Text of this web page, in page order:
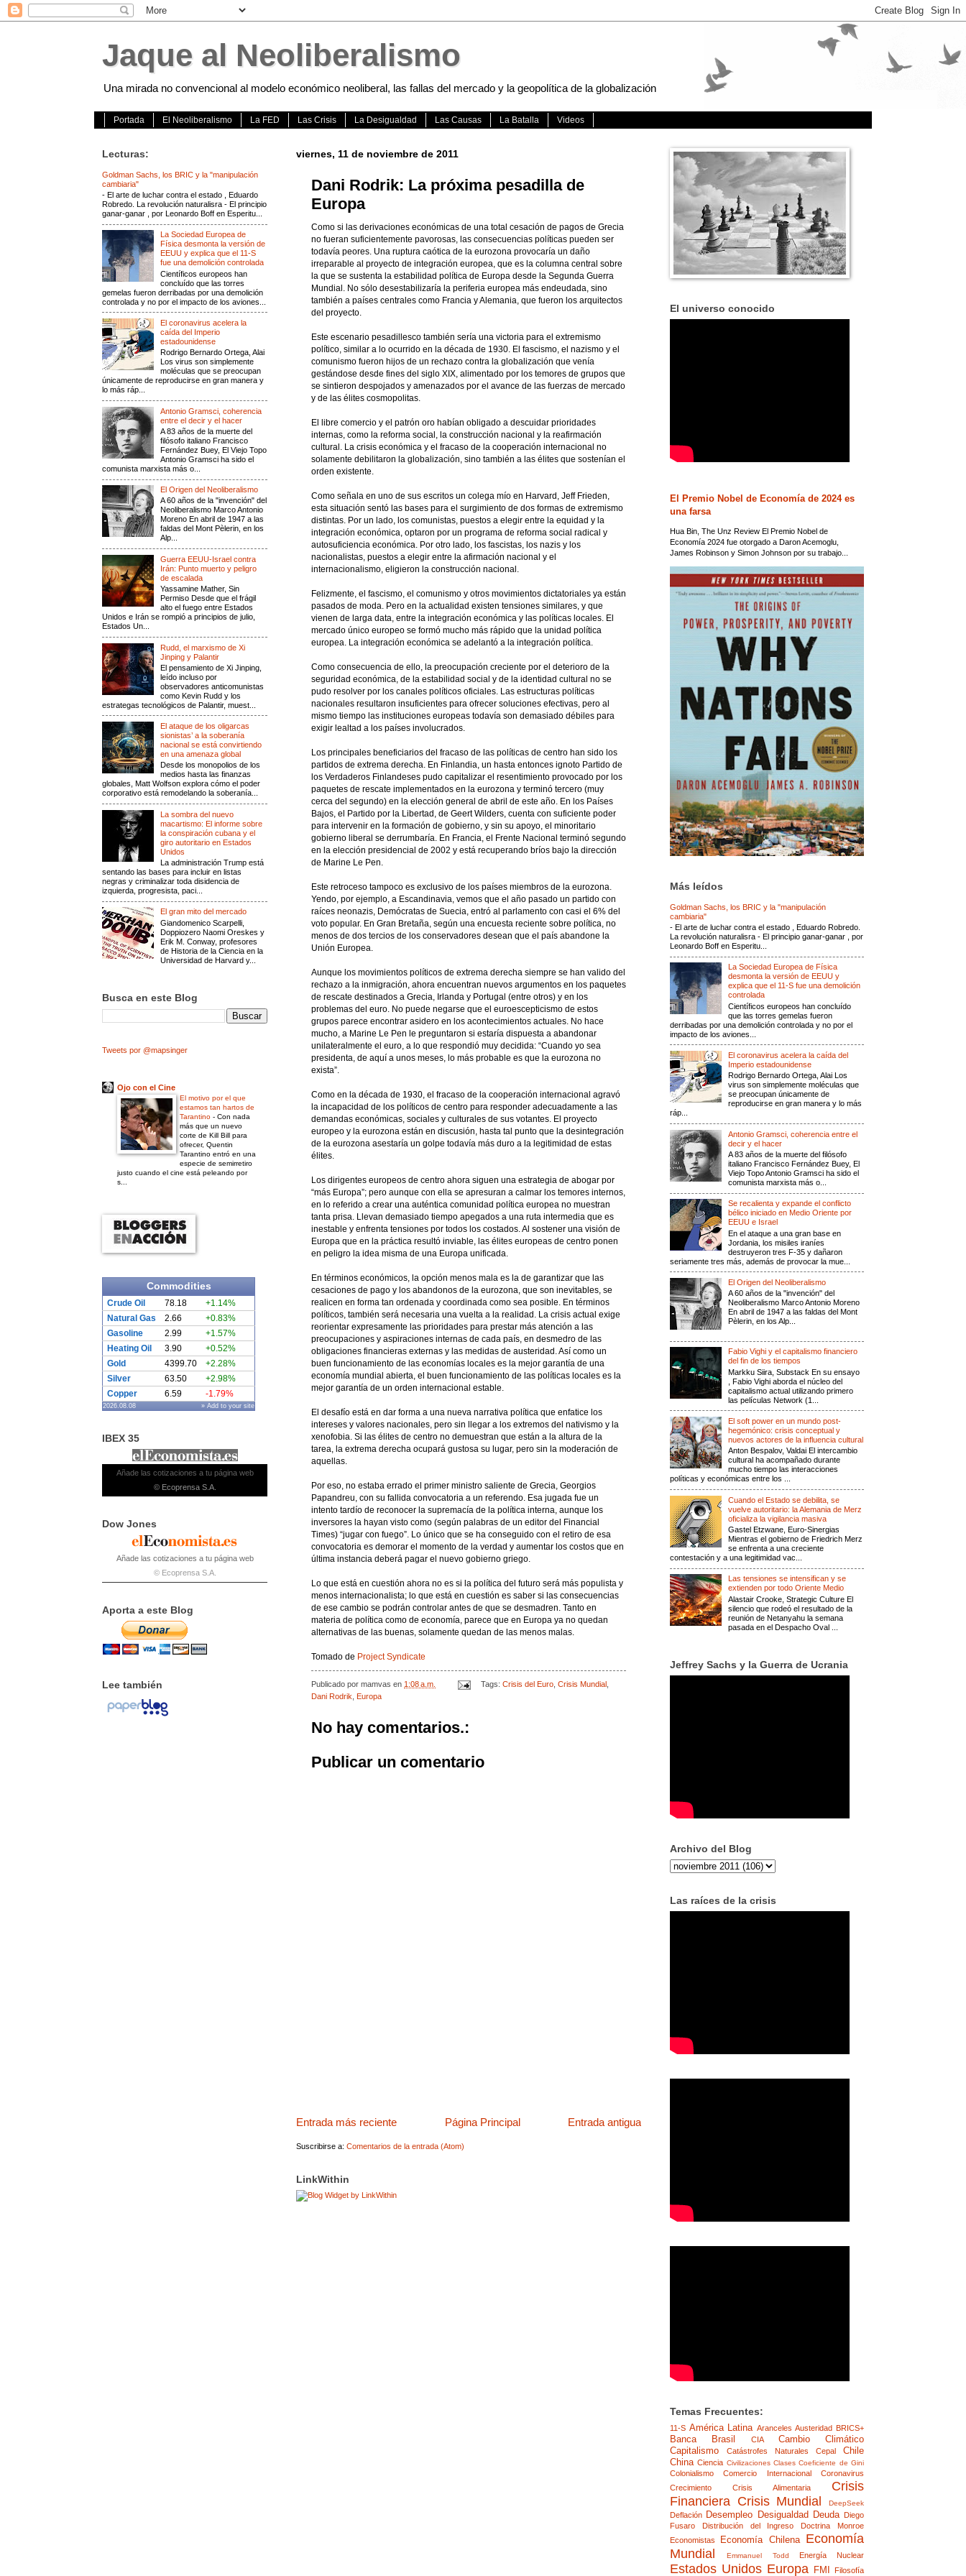
Jaque al Neoliberalismo
Una mirada no convencional al modelo económico neoliberal, las fallas del mercado y la geopolítica de la globalización
Portada El Neoliberalismo La FED Las Crisis La Desigualdad Las Causas La Batalla Videos
viernes, 11 de noviembre de 2011
Dani Rodrik: La próxima pesadilla de
Europa
Como si las derivaciones económicas de una total cesación de pagos de Grecia
no fueran suficientemente pavorosas, las consecuencias políticas pueden ser
todavía peores. Una ruptura caótica de la eurozona provocaría un daño
irreparable al proyecto de integración europea, que es la columna central sobre
la que se sustenta la estabilidad política de Europa desde la Segunda Guerra
Mundial. No sólo desestabilizaría la periferia europea más endeudada, sino
también a países centrales como Francia y Alemania, que fueron los arquitectos
del proyecto.
Este escenario pesadillesco también sería una victoria para el extremismo
político, similar a lo ocurrido en la década de 1930. El fascismo, el nazismo y el
comunismo fueron hijos de un rechazo contra la globalización que venía
gestándose desde fines del siglo XIX, alimentado por los temores de grupos que
se sintieron despojados y amenazados por el avance de las fuerzas de mercado
y de las élites cosmopolitas.
El libre comercio y el patrón oro habían obligado a descuidar prioridades
internas, como la reforma social, la construcción nacional y la reafirmación
cultural. La crisis económica y el fracaso de la cooperación internacional no
solamente debilitaron la globalización, sino también a las élites que sostenían el
orden existente.
Como señala en uno de sus escritos un colega mío en Harvard, Jeff Frieden,
esta situación sentó las bases para el surgimiento de dos formas de extremismo
distintas. Por un lado, los comunistas, puestos a elegir entre la equidad y la
integración económica, optaron por un programa de reforma social radical y
autosuficiencia económica. Por otro lado, los fascistas, los nazis y los
nacionalistas, puestos a elegir entre la afirmación nacional y el
internacionalismo, eligieron la construcción nacional.
Felizmente, el fascismo, el comunismo y otros movimientos dictatoriales ya están
pasados de moda. Pero en la actualidad existen tensiones similares, y que
vienen de larga data, entre la integración económica y las políticas locales. El
mercado único europeo se formó mucho más rápido que la unidad política
europea. La integración económica se adelantó a la integración política.
Como consecuencia de ello, la preocupación creciente por el deterioro de la
seguridad económica, de la estabilidad social y de la identidad cultural no se
pudo resolver por los canales políticos oficiales. Las estructuras políticas
nacionales resultaron insuficientes para ofrecer soluciones efectivas, pero al
mismo tiempo las instituciones europeas todavía son demasiado débiles para
exigir lealtad a los países involucrados.
Los principales beneficiarios del fracaso de las políticas de centro han sido los
partidos de extrema derecha. En Finlandia, un hasta entonces ignoto Partido de
los Verdaderos Finlandeses pudo capitalizar el resentimiento provocado por los
paquetes de rescate implementados en la eurozona y terminó tercero (muy
cerca del segundo) en la elección general de abril de este año. En los Países
Bajos, el Partido por la Libertad, de Geert Wilders, cuenta con suficiente poder
para intervenir en la formación de gobierno, y sin su apoyo, el minoritario
gobierno liberal se derrumbaría. En Francia, el Frente Nacional terminó segundo
en la elección presidencial de 2002 y está recuperando bríos bajo la dirección
de Marine Le Pen.
Este retroceso tampoco es exclusivo de los países miembros de la eurozona.
Yendo, por ejemplo, a Escandinavia, vemos que el año pasado un partido con
raíces neonazis, Demócratas de Suecia, entró al parlamento con casi el 6% del
voto popular. En Gran Bretaña, según una encuesta reciente sobre política, no
menos de dos tercios de los conservadores desean que el país abandone la
Unión Europea.
Aunque los movimientos políticos de extrema derecha siempre se han valido del
rechazo a la inmigración, ahora encuentran nuevos argumentos en los paquetes
de rescate destinados a Grecia, Irlanda y Portugal (entre otros) y en los
problemas del euro. No puede negarse que el euroescepticismo de estos
grupos parece encontrar asidero en los acontecimientos actuales. No hace
mucho, a Marine Le Pen le preguntaron si estaría dispuesta a abandonar
unilateralmente el euro, a lo que respondió muy decidida: “Cuando yo sea
presidenta, de aquí a unos meses, lo más probable es que la eurozona no
exista”.
Como en la década de 1930, el fracaso de la cooperación internacional agravó
la incapacidad de los políticos de centro para responder adecuadamente a las
demandas económicas, sociales y culturales de sus votantes. El proyecto
europeo y la eurozona están en discusión, hasta tal punto que la desintegración
de la eurozona asestaría un golpe todavía más duro a la legitimidad de estas
élites.
Los dirigentes europeos de centro ahora siguen una estrategia de abogar por
“más Europa”; pero aunque con ella se apresuran a calmar los temores internos,
en lo referido a crear una auténtica comunidad política europea no muestran
tanta prisa. Llevan demasiado tiempo apegados a una ruta intermedia que es
inestable y enfrenta tensiones por todos los costados. Al sostener una visión de
Europa que en la práctica resultó inviable, las élites europeas de centro ponen
en peligro la idea misma de una Europa unificada.
En términos económicos, la opción menos mala es la de garantizar que las
cesaciones de pago y los abandonos de la eurozona, que son inevitables, se
realicen en forma tan ordenada y coordinada como sea posible. En términos
políticos, también será necesaria una vuelta a la realidad. La crisis actual exige
reorientar expresamente las prioridades para prestar más atención a las
preocupaciones y aspiraciones internas de cada país, en desmedro de las
obligaciones financieras externas y las medidas de austeridad. Así como un
buen funcionamiento de las economías locales es la mejor garantía de una
economía mundial abierta, el buen funcionamiento de las políticas locales es la
mejor garantía de un orden internacional estable.
El desafío está en dar forma a una nueva narrativa política que enfatice los
intereses y valores nacionales, pero sin llegar a los extremos del nativismo y la
xenofobia. Si las élites de centro no demuestran que están a la altura de la
tarea, la extrema derecha ocupará gustosa su lugar, pero sin la moderación de
aquellas.
Por eso, no estaba errado el primer ministro saliente de Grecia, Georgios
Papandreu, con su fallida convocatoria a un referendo. Esa jugada fue un
intento tardío de reconocer la supremacía de la política interna, aunque los
inversores la hayan visto como (según palabras de un editor del Financial
Times) “jugar con fuego”. Lo único que se ha conseguido con el retiro de esa
convocatoria es demorar el momento de la verdad y aumentar los costos que en
última instancia deberá pagar el nuevo gobierno griego.
Lo que está en cuestión ahora no es si la política del futuro será más populista y
menos internacionalista; lo que está en cuestión es saber si las consecuencias
de ese cambio se podrán controlar antes de que se desmadren. Tanto en
materia de política como de economía, parece que en Europa ya no quedan
alternativas de las buenas, solamente quedan de las menos malas.
Tomado de Project Syndicate
Publicado por mamvas en 1:08 a.m. Tags: Crisis del Euro, Crisis Mundial,
Dani Rodrik Europa
No hay comentarios.:
Publicar un comentario
Entrada más reciente Entrada antigua
Página Principal
Suscribirse a: Comentarios de la entrada (Atom)
LinkWithin
Lecturas:
Goldman Sachs, los BRIC y la "manipulación
cambiaria"
- El arte de luchar contra el estado , Eduardo
Robredo. La revolución naturalisra - El principio
ganar-ganar , por Leonardo Boff en Esperitu...
La Sociedad Europea de
Física desmonta la versión de
EEUU y explica que el 11-S
fue una demolición controlada
Científicos europeos han
concluído que las torres
gemelas fueron derribadas por una demolición
controlada y no por el impacto de los aviones...
El coronavirus acelera la
caída del Imperio
estadounidense
Rodrigo Bernardo Ortega, Alai
Los virus son simplemente
moléculas que se preocupan
únicamente de reproducirse en gran manera y
lo más ráp...
Antonio Gramsci, coherencia
entre el decir y el hacer
A 83 años de la muerte del
filósofo italiano Francisco
Fernández Buey, El Viejo Topo
Antonio Gramsci ha sido el
comunista marxista más o...
El Origen del Neoliberalismo
A 60 años de la "invención" del
Neoliberalismo Marco Antonio
Moreno En abril de 1947 a las
faldas del Mont Pèlerin, en los
Alp...
Guerra EEUU-Israel contra
Irán: Punto muerto y peligro
de escalada
Yassamine Mather, Sin
Permiso Desde que el frágil
alto el fuego entre Estados
Unidos e Irán se rompió a principios de julio,
Estados Un...
Rudd, el marxismo de Xi
Jinping y Palantir
El pensamiento de Xi Jinping,
leído incluso por
observadores anticomunistas
como Kevin Rudd y los
estrategas tecnológicos de Palantir, muest...
El ataque de los oligarcas
sionistas’ a la soberanía
nacional se está convirtiendo
en una amenaza global
Desde los monopolios de los
medios hasta las finanzas
globales, Matt Wolfson explora cómo el poder
corporativo está remodelando la soberanía...
La sombra del nuevo
macartismo: El informe sobre
la conspiración cubana y el
giro autoritario en Estados
Unidos
La administración Trump está
sentando las bases para incluir en listas
negras y criminalizar toda disidencia de
izquierda, progresista, paci...
El gran mito del mercado
Giandomenico Scarpelli,
Doppiozero Naomi Oreskes y
Erik M. Conway, profesores
de Historia de la Ciencia en la
Universidad de Harvard y...
Busca en este Blog
Tweets por @mapsinger
Ojo con el Cine
El motivo por el que
estamos tan hartos de
Tarantino - Con nada
más que un nuevo
corte de Kill Bill para
ofrecer, Quentin
Tarantino entró en una
especie de semirretiro
justo cuando el cine está peleando por
s...
Commodities
Crude Oil 78.18
+1.14%
Natural Gas
2.66
+0.83%
Gasoline
2.99
+1.57%
Heating Oil
3.90
+0.52%
Gold
4399.70
+2.28%
Silver
63.50
+2.98%
Copper
6.59 -1.79%
2026.08.08 » Add to your site
IBEX 35
Añade las cotizaciones a tu página web
© Ecoprensa S.A.
Dow Jones
Añade las cotizaciones a tu página web
© Ecoprensa S.A.
Aporta a este Blog
Lee también
El universo conocido
El Premio Nobel de Economía de 2024 es
una farsa
Hua Bin, The Unz Review El Premio Nobel de
Economía 2024 fue otorgado a Daron Acemoglu,
James Robinson y Simon Johnson por su trabajo...
Más leídos
Goldman Sachs, los BRIC y la "manipulación
cambiaria"
- El arte de luchar contra el estado , Eduardo Robredo.
La revolución naturalisra - El principio ganar-ganar , por
Leonardo Boff en Esperitu...
La Sociedad Europea de Física
desmonta la versión de EEUU y
explica que el 11-S fue una demolición
controlada
Científicos europeos han concluído
que las torres gemelas fueron
derribadas por una demolición controlada y no por el
impacto de los aviones...
El coronavirus acelera la caída del
Imperio estadounidense
Rodrigo Bernardo Ortega, Alai Los
virus son simplemente moléculas que
se preocupan únicamente de
reproducirse en gran manera y lo más
ráp...
Antonio Gramsci, coherencia entre el
decir y el hacer
A 83 años de la muerte del filósofo
italiano Francisco Fernández Buey, El
Viejo Topo Antonio Gramsci ha sido el
comunista marxista más o...
Se recalienta y expande el conflicto
bélico iniciado en Medio Oriente por
EEUU e Israel
En el ataque a una gran base en
Jordania, los misiles iraníes
destruyeron tres F-35 y dañaron
seriamente tres más, además de provocar la mue...
El Origen del Neoliberalismo
A 60 años de la "invención" del
Neoliberalismo Marco Antonio Moreno
En abril de 1947 a las faldas del Mont
Pèlerin, en los Alp...
Fabio Vighi y el capitalismo financiero
del fin de los tiempos
Markku Siira, Substack En su ensayo
, Fabio Vighi aborda el núcleo del
capitalismo actual utilizando primero
las películas Network (1...
El soft power en un mundo post-
hegemónico: crisis conceptual y
nuevos actores de la influencia cultural
Anton Bespalov, Valdai El intercambio
cultural ha acompañado durante
mucho tiempo las interacciones
políticas y económicas entre los ...
Cuando el Estado se debilita, se
vuelve autoritario: la Alemania de Merz
oficializa la vigilancia masiva
Gastel Etzwane, Euro-Sinergias
Mientras el gobierno de Friedrich Merz
se enfrenta a una creciente
contestación y a una legitimidad vac...
Las tensiones se intensifican y se
extienden por todo Oriente Medio
Alastair Crooke, Strategic Culture El
silencio que rodeó el resultado de la
reunión de Netanyahu la semana
pasada en el Despacho Oval ...
Jeffrey Sachs y la Guerra de Ucrania
Archivo del Blog
Las raíces de la crisis
Temas Frecuentes:
11-S América Latina Aranceles Austeridad BRICS+
Banca Brasil CIA
Cambio Climático
Capitalismo
Catástrofes Naturales Cepal
Chile
China Ciencia Civilizaciones Clases Coeficiente de Gini
Colonialismo Comercio Internacional
Coronavirus
Crecimiento
Crisis Alimentaria
Crisis
Financiera Crisis Mundial DeepSeek
Deflación Desempleo Desigualdad Deuda
Diego
Fusaro
Distribución del Ingreso
Doctrina Monroe
Economistas
Economía Chilena
Economía
Mundial
Emmanuel Todd Energía Nuclear
Estados Unidos Europa FMI Filosofía